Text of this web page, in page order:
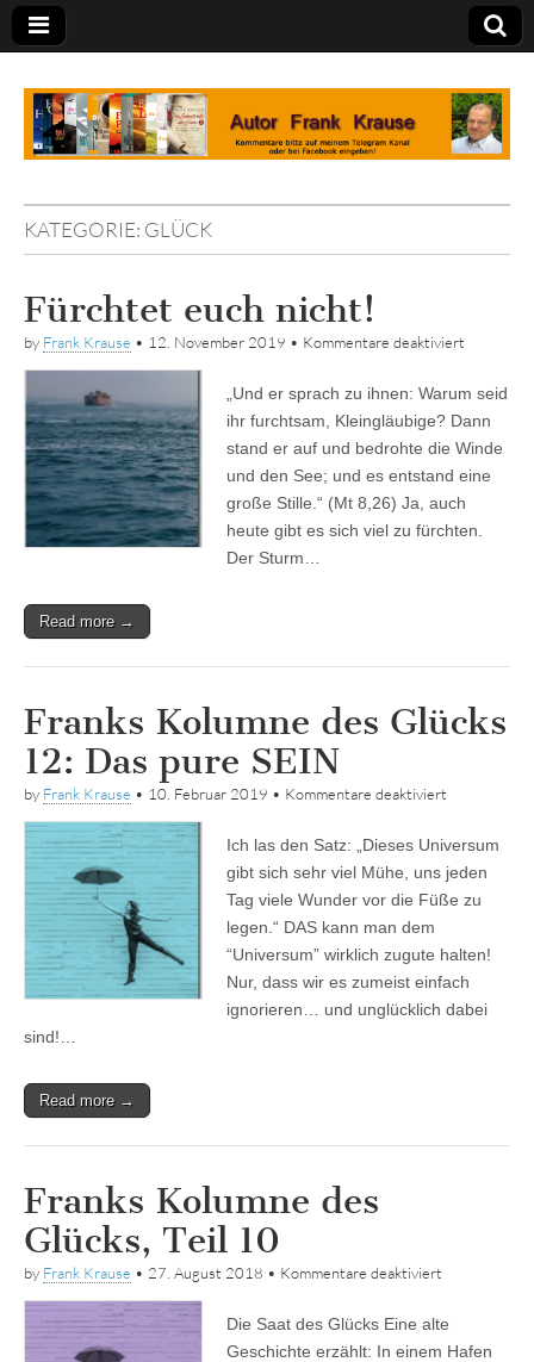
Tagebuch
KATEGORIE: GLÜCK
Fürchtet euch nicht!
by Frank Krause • 12. November 2019 • Kommentare deaktiviert
nicht!
„Und er sprach zu ihnen: Warum seid
ihr furchtsam, Kleingläubige? Dann
stand er auf und bedrohte die Winde
und den See; und es entstand eine
große Stille.“ (Mt 8,26) Ja, auch
heute gibt es sich viel zu fürchten.
Der Sturm…
Read more →
Franks Kolumne des Glücks
12: Das pure SEIN
by Frank Krause • 10. Februar 2019 • Kommentare deaktiviert
des
Glücks
12:
Das
SEIN
Ich las den Satz: „Dieses Universum
gibt sich sehr viel Mühe, uns jeden
Tag viele Wunder vor die Füße zu
legen.“ DAS kann man dem
“Universum” wirklich zugute halten!
Nur, dass wir es zumeist einfach
ignorieren… und unglücklich dabei
sind!…
Read more →
Franks Kolumne des
Glücks, Teil 10
by Frank Krause • 27. August 2018 • Kommentare deaktiviert
des
Glücks,
Die Saat des Glücks Eine alte
Geschichte erzählt: In einem Hafen